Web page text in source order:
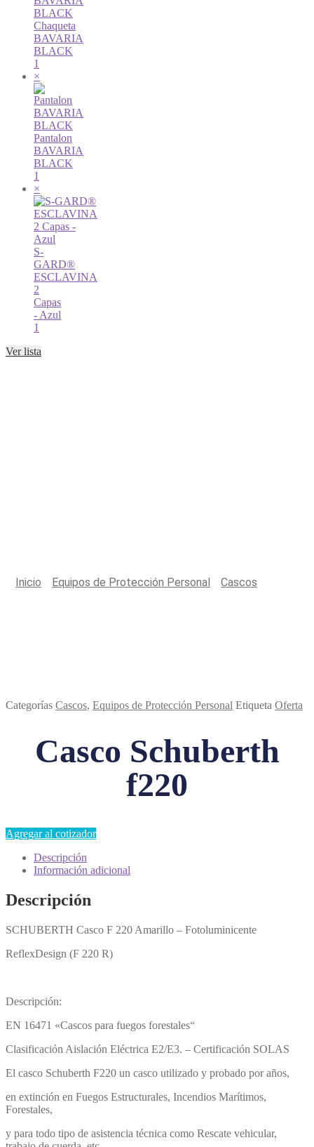
Chaqueta
BAVARIA
BLACK
1
×
Pantalon
BAVARIA
BLACK
1
×
S-
GARD®
ESCLAVINA
2
Capas
- Azul
1
Ver lista
Inicio Equipos de Protección Personal Cascos
Categorías Cascos, Equipos de Protección Personal Etiqueta Oferta
Casco Schuberth
f220
Agregar al cotizador
Descripción
Información adicional
Descripción
SCHUBERTH Casco F 220 Amarillo – Fotoluminicente
ReflexDesign (F 220 R)
Descripción:
EN 16471 «Cascos para fuegos forestales“
Clasificación Aislación Eléctrica E2/E3. – Certificación SOLAS
El casco Schuberth F220 un casco utilizado y probado por años,
en extinción en Fuegos Estructurales, Incendios Marítimos,
Forestales,
y para todo tipo de asistencia técnica como Rescate vehicular,